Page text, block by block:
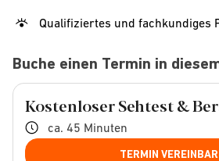
Qualifiziertes und fachkundiges
Buche einen Termin in
Kostenloser Sehtest &
ca. 45 Minuten
TERMIN